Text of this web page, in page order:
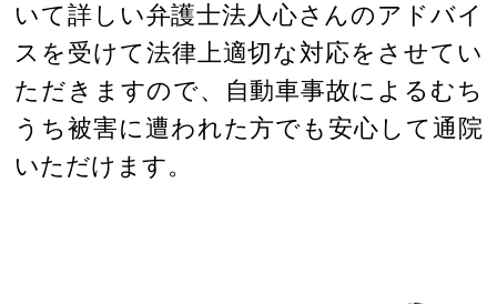
いて詳しい弁護士法人心さんのアドバイ
スを受けて法律上適切な対応をさせてい
ただきますので、自動車事故によるむち
うち被害に遭われた方でも安心して通院
いただけます。